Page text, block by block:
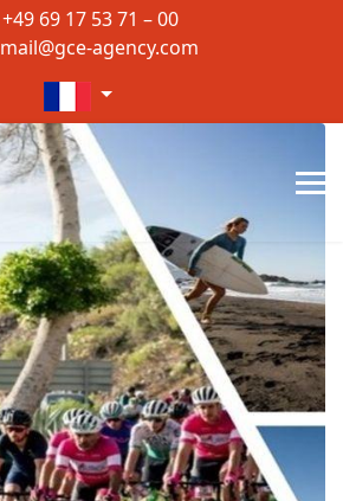
+49 69 17 53 71 – 00
mail@gce-agency.com
Sélectionnez votre langue